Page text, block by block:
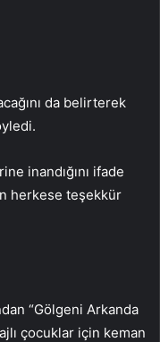
da belirterek
inandığını ifade
herkese teşekkür
“Gölgeni Arkanda
çocuklar için keman